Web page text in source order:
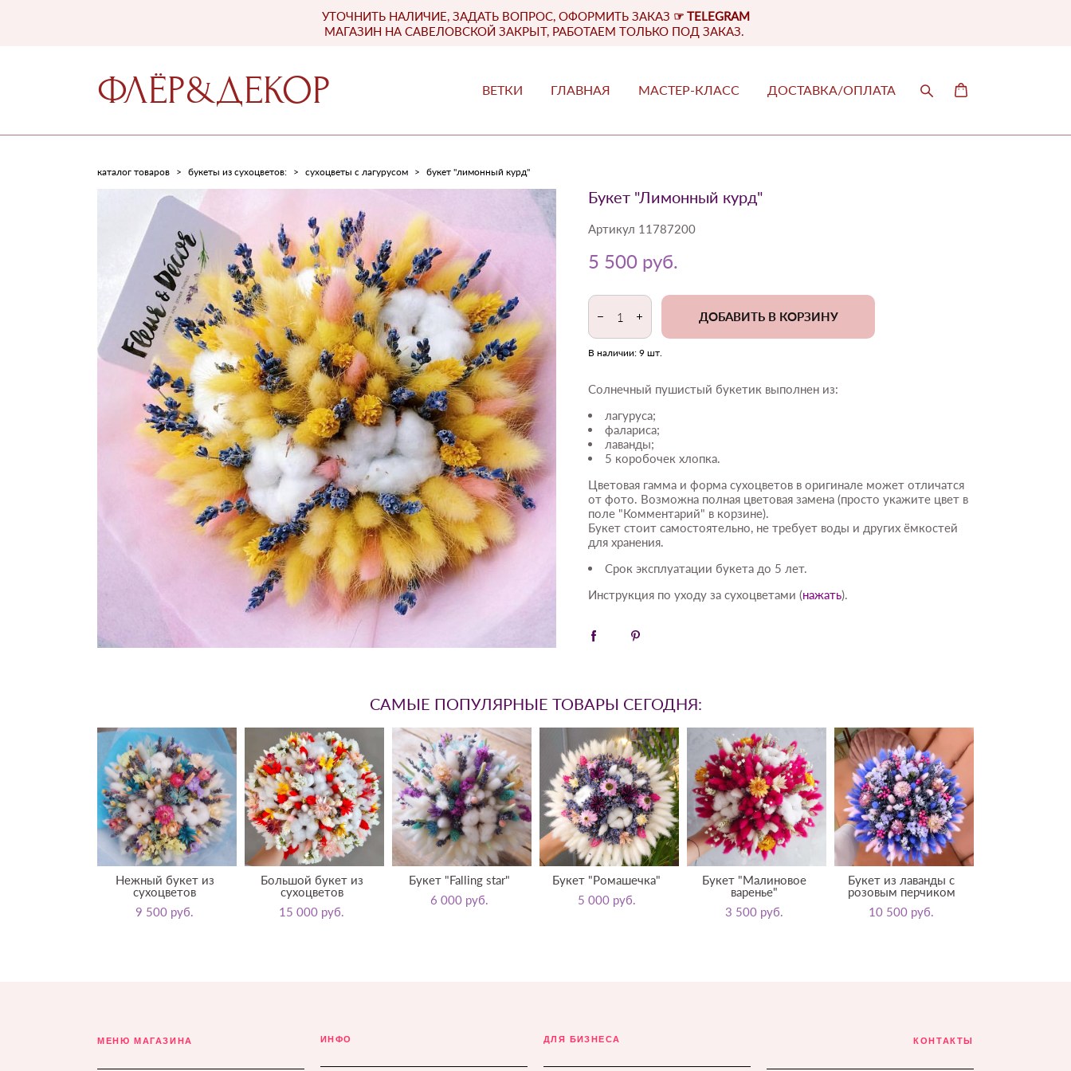
УТОЧНИТЬ НАЛИЧИЕ, ЗАДАТЬ ВОПРОС, ОФОРМИТЬ ЗАКАЗ ☞ TELEGRAM
МАГАЗИН НА САВЕЛОВСКОЙ ЗАКРЫТ, РАБОТАЕМ ТОЛЬКО ПОД ЗАКАЗ.
ФЛЁР&ДЕКОР ВЕТКИ ГЛАВНАЯ МАСТЕР-КЛАСС ДОСТАВКА/ОПЛАТА
ФЛЁР&ДЕКОР МАСТЕР-КЛАСС
каталог товаров > букеты из сухоцветов: > сухоцветы с лагурусом > букет "лимонный курд"
Букет "Лимонный курд"
Артикул 11787200
5 500 pуб.
В наличии: 9 шт.
ДОБАВИТЬ В КОРЗИНУ
Солнечный пушистый букетик выполнен из:
лагуруса;
фалариса;
лаванды;
5 коробочек хлопка.
Цветовая гамма и форма сухоцветов в оригинале может отличатся
от фото. Возможна полная цветовая замена (просто укажите цвет в
поле "Комментарий" в корзине).
Букет стоит самостоятельно, не требует воды и других ёмкостей
для хранения.
Срок эксплуатации букета до 5 лет.
Инструкция по уходу за сухоцветами (нажать).
САМЫЕ ПОПУЛЯРНЫЕ ТОВАРЫ СЕГОДНЯ:
Нежный букет из
сухоцветов
9 500 pуб.
Большой букет из
сухоцветов
15 000 pуб.
Букет "Falling star"
6 000 pуб.
Букет "Ромашечка"
5 000 pуб.
Букет "Малиновое
варенье"
3 500 pуб.
Букет из лаванды с
розовым перчиком
10 500 pуб.
МЕНЮ МАГАЗИНА ИНФО ДЛЯ БИЗНЕСА КОНТАКТЫ